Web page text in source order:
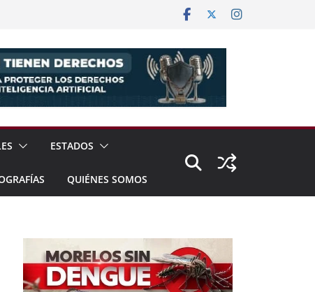
ESTADOS
QUIÉNES SOMOS